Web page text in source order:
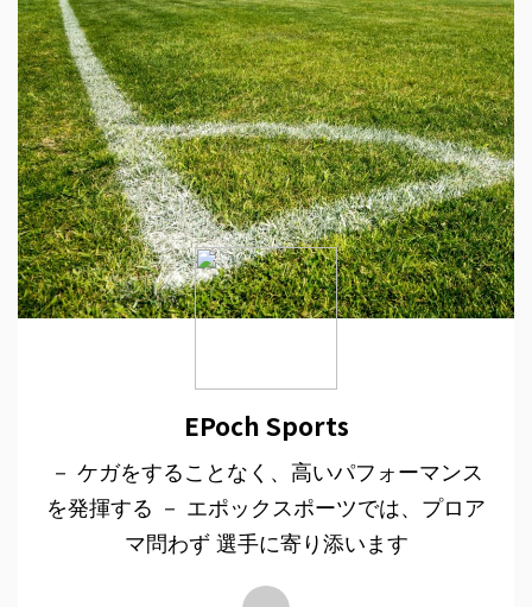
EPoch Sports
－ ケガをすることなく、高いパフォーマンス
を発揮する － エポックスポーツでは、プロア
マ問わず 選手に寄り添います